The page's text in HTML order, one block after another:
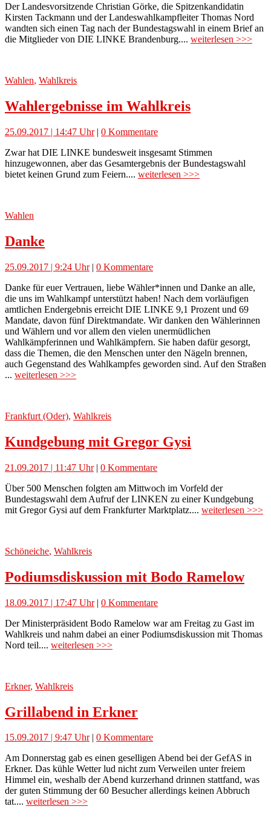
Der Landesvorsitzende Christian Görke, die Spitzenkandidatin
Kirsten Tackmann und der Landeswahlkampfleiter Thomas Nord
wandten sich einen Tag nach der Bundestagswahl in einem Brief an
die Mitglieder von DIE LINKE Brandenburg.... weiterlesen >>>
Wahlen, Wahlkreis
Wahlergebnisse im Wahlkreis
25.09.2017 | 14:47 Uhr| 0 Kommentare
Zwar hat DIE LINKE bundesweit insgesamt Stimmen
hinzugewonnen, aber das Gesamtergebnis der Bundestagswahl
bietet keinen Grund zum Feiern.... weiterlesen >>>
Wahlen
Danke
25.09.2017 | 9:24 Uhr| 0 Kommentare
Danke für euer Vertrauen, liebe Wähler*innen und Danke an alle,
die uns im Wahlkampf unterstützt haben! Nach dem vorläufigen
amtlichen Endergebnis erreicht DIE LINKE 9,1 Prozent und 69
Mandate, davon fünf Direktmandate. Wir danken den Wählerinnen
und Wählern und vor allem den vielen unermüdlichen
Wahlkämpferinnen und Wahlkämpfern. Sie haben dafür gesorgt,
dass die Themen, die den Menschen unter den Nägeln brennen,
auch Gegenstand des Wahlkampfes geworden sind. Auf den Straßen
... weiterlesen >>>
Frankfurt (Oder), Wahlkreis
Kundgebung mit Gregor Gysi
21.09.2017 | 11:47 Uhr| 0 Kommentare
Über 500 Menschen folgten am Mittwoch im Vorfeld der
Bundestagswahl dem Aufruf der LINKEN zu einer Kundgebung
mit Gregor Gysi auf dem Frankfurter Marktplatz.... weiterlesen >>>
Schöneiche, Wahlkreis
Podiumsdiskussion mit Bodo Ramelow
18.09.2017 | 17:47 Uhr| 0 Kommentare
Der Ministerpräsident Bodo Ramelow war am Freitag zu Gast im
Wahlkreis und nahm dabei an einer Podiumsdiskussion mit Thomas
Nord teil.... weiterlesen >>>
Erkner, Wahlkreis
Grillabend in Erkner
15.09.2017 | 9:47 Uhr| 0 Kommentare
Am Donnerstag gab es einen geselligen Abend bei der GefAS in
Erkner. Das kühle Wetter lud nicht zum Verweilen unter freiem
Himmel ein, weshalb der Abend kurzerhand drinnen stattfand, was
der guten Stimmung der 60 Besucher allerdings keinen Abbruch
tat.... weiterlesen >>>